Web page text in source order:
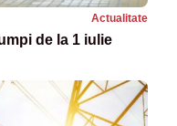
Actualitate
de la 1 iulie